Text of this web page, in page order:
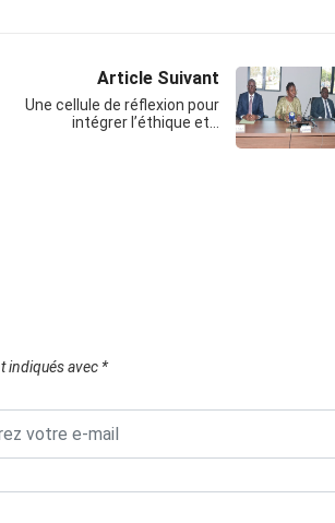
Article Suivant
Une cellule de réflexion pour
intégrer l’éthique et…
indiqués avec *